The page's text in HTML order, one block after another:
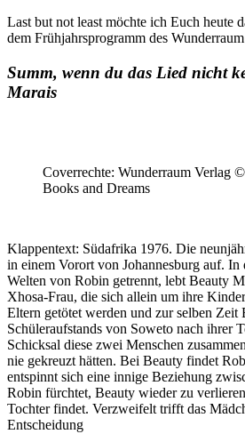
Last but not least möchte ich Euch heute
dem Frühjahrsprogramm des
Summ, wenn du das Lied nicht
Marais
Coverrechte: Wunderraum Verlag
Books and Dreams
Klappentext: Südafrika 1976. Die
in einem Vorort von Johannesburg auf. In
Welten von Robin getrennt, lebt Beauty
Xhosa-Frau, die sich allein um ihre
Eltern getötet werden und zur selben Zeit
Schüleraufstands von Soweto nach ihrer
Schicksal diese zwei Menschen
nie gekreuzt hätten. Bei Beauty findet
entspinnt sich eine innige Beziehung
Robin fürchtet, Beauty wieder zu
Tochter findet. Verzweifelt trifft das
Entscheidung